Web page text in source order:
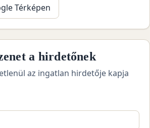
Térképen
a hirdetőnek
az ingatlan hirdetője kapja